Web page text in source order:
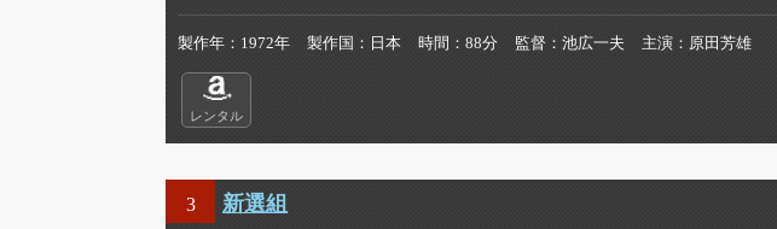
製作年 1972年 製作国 日本 時間 88分 監督 池広一夫 主演 原田芳雄
レンタル
3 新選組